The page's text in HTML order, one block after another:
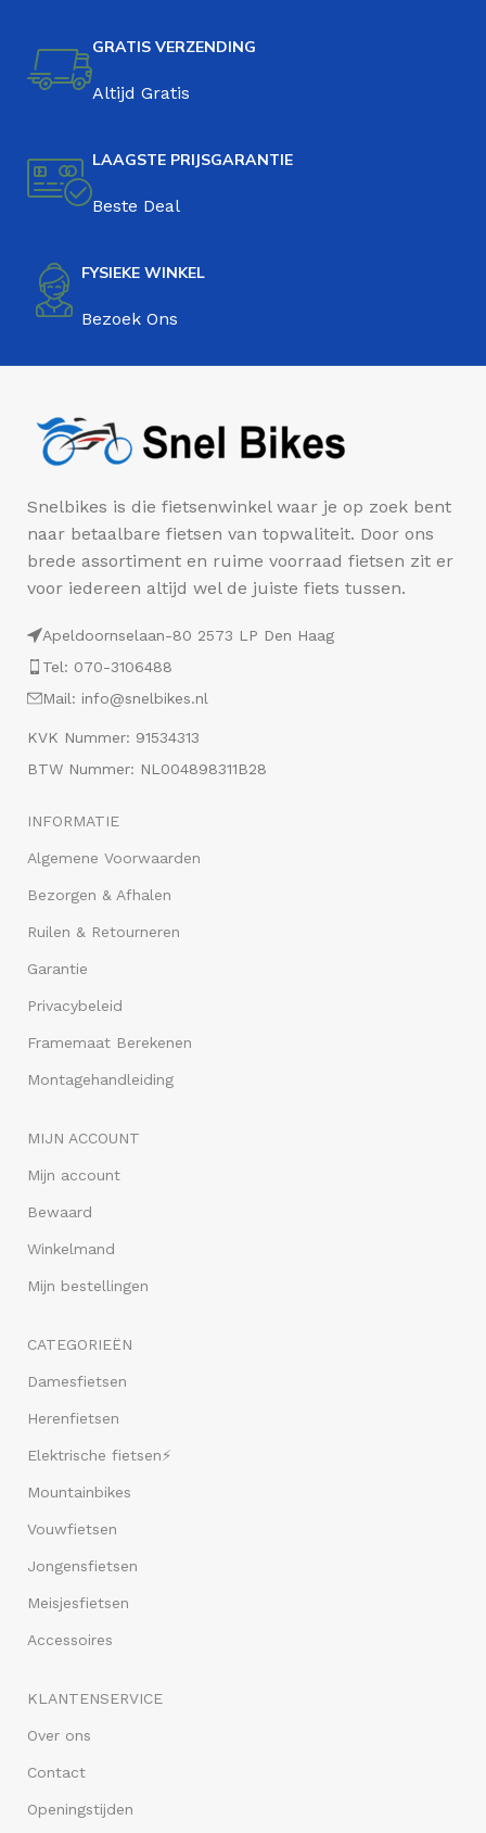
GRATIS VERZENDING
Altijd Gratis
LAAGSTE PRIJSGARANTIE
Beste Deal
FYSIEKE WINKEL
Bezoek Ons
Snelbikes is die fietsenwinkel waar je op zoek bent
naar betaalbare fietsen van topwaliteit. Door ons
brede assortiment en ruime voorraad fietsen zit er
voor iedereen altijd wel de juiste fiets tussen.
Apeldoornselaan-80 2573 LP Den Haag
Tel: 070-3106488
Mail: info@snelbikes.nl
KVK Nummer: 91534313
BTW Nummer: NL004898311B28
INFORMATIE
Algemene Voorwaarden
Bezorgen & Afhalen
Ruilen & Retourneren
Garantie
Privacybeleid
Framemaat Berekenen
Montagehandleiding
MIJN ACCOUNT
Mijn account
Bewaard
Winkelmand
Mijn bestellingen
CATEGORIEËN
Damesfietsen
Herenfietsen
Elektrische fietsen⚡
Mountainbikes
Vouwfietsen
Jongensfietsen
Meisjesfietsen
Accessoires
KLANTENSERVICE
Over ons
Contact
Openingstijden